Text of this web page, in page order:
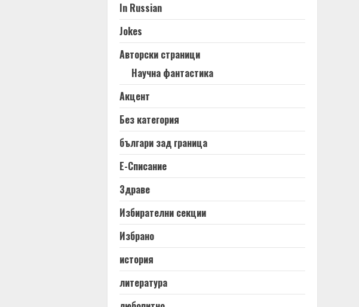
In Russian
Jokes
Авторски страници
Научна фантастика
Акцент
Без категория
българи зад граница
Е-Списание
Здраве
Избирателни секции
Избрано
история
литература